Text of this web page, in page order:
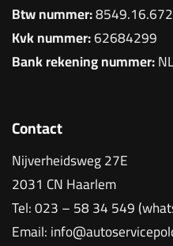
Btw nummer:
Kvk nummer:62684299
Bank rekening nummer:
Contact
Nijverheidsweg 27E
2031 CN Haarlem
Tel:023 – 58 34 549
Email: